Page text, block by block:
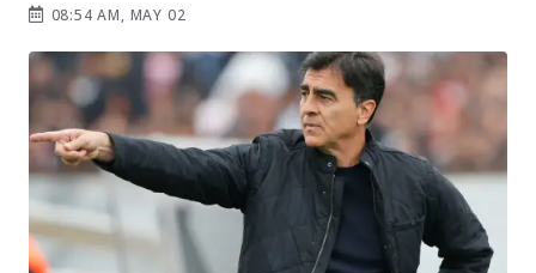
08:54 AM, MAY 02